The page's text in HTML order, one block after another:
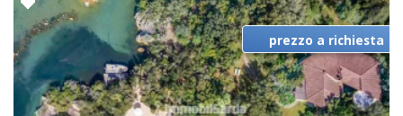
prezzo a richiesta